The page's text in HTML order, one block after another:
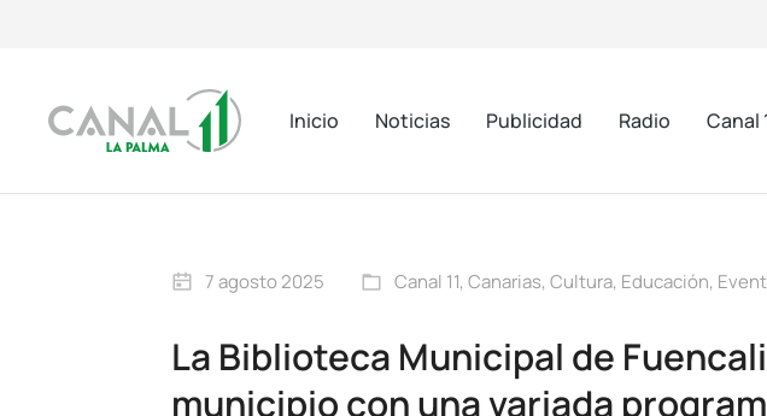
Inicio Noticias Publicidad Radio Canal
7 agosto 2025 Canal 11, Canarias, Cultura, Educación,
La Biblioteca Municipal de
municipio con una variada